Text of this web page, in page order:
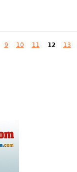
9 10 11 12 13